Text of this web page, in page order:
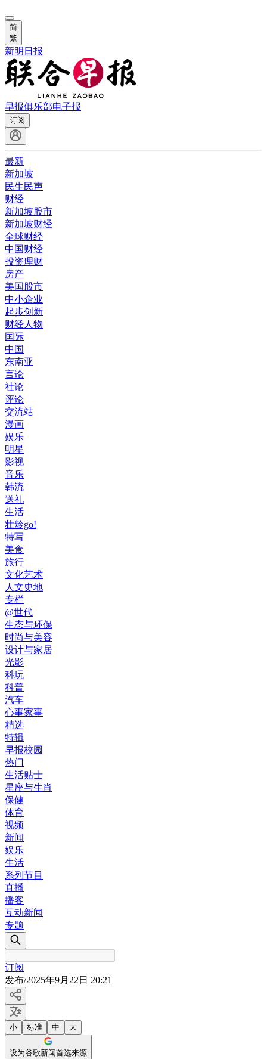
简
繁
新明日报
早报俱乐部电子报
订阅
最新
新加坡
民生民声
财经
新加坡股市
新加坡财经
全球财经
中国财经
投资理财
房产
美国股市
中小企业
起步创新
财经人物
国际
中国
东南亚
言论
社论
评论
交流站
漫画
娱乐
明星
影视
音乐
韩流
送礼
生活
壮龄go!
特写
美食
旅行
文化艺术
人文史地
专栏
@世代
生态与环保
时尚与美容
设计与家居
光影
科玩
科普
汽车
心事家事
精选
特辑
早报校园
热门
生活贴士
星座与生肖
保健
体育
视频
新闻
娱乐
生活
系列节目
直播
播客
互动新闻
专题
订阅
发布/2025年9月22日 20:21
小 标准 中 大
设为谷歌新闻首选来源